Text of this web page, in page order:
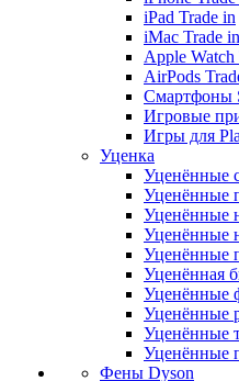
iPad Trade in
iMac Trade in
Apple Watch
AirPods
Смартфоны
Игровые
Игры для
Уценка
Уценённые
Уценённые
Уценённые
Уценённые
Уценённые
Уценённая
Уценённые
Уценённые
Уценённые
Уценённые
Фены Dyson